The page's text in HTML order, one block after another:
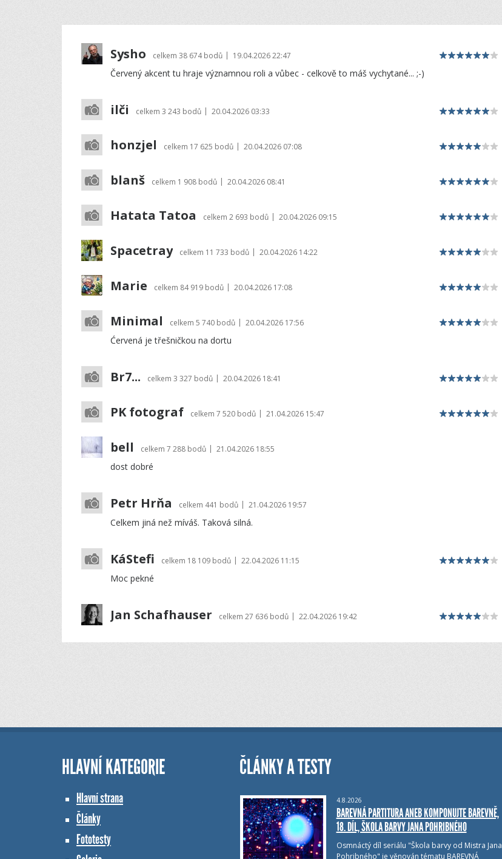
Sysho celkem 38 674 bodů | 19.04.2026 22:47
Červený akcent tu hraje významnou roli a vůbec - celkově to máš vychytané... ;-)
ilči celkem 3 243 bodů | 20.04.2026 03:33
honzjel celkem 17 625 bodů | 20.04.2026 07:08
blanš celkem 1 908 bodů | 20.04.2026 08:41
Hatata Tatoa celkem 2 693 bodů | 20.04.2026 09:15
Spacetray celkem 11 733 bodů | 20.04.2026 14:22
Marie celkem 84 919 bodů | 20.04.2026 17:08
Minimal celkem 5 740 bodů | 20.04.2026 17:56
Ćervená je třešničkou na dortu
Br7... celkem 3 327 bodů | 20.04.2026 18:41
PK fotograf celkem 7 520 bodů | 21.04.2026 15:47
bell celkem 7 288 bodů | 21.04.2026 18:55
dost dobré
Petr Hrňa celkem 441 bodů | 21.04.2026 19:57
Celkem jiná než míváš. Taková silná.
KáStefi celkem 18 109 bodů | 22.04.2026 11:15
Moc pekné
Jan Schafhauser celkem 27 636 bodů | 22.04.2026 19:42
HLAVNÍ KATEGORIE
Hlavní strana
Články
Fototesty
ČLÁNKY A TESTY
4.8.2026
BAREVNÁ PARTITURA ANEB KOMPONUJTE BAREVNĚ,
18. DÍL, ŠKOLA BARVY JANA POHRIBNÉHO
Osmnáctý díl seriálu "Škola barvy od Mistra Jana
Pohribného" je věnován tématu BAREVNÁ